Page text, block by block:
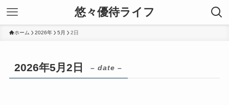
悠々優待ライフ
ホーム 2026年 5月 2日
2026年5月2日 – date –